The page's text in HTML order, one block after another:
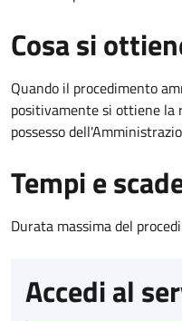
Cosa si
Quando il procedimento
positivamente si ottiene
possesso
Tempi e
Durata massima del
Accedi al